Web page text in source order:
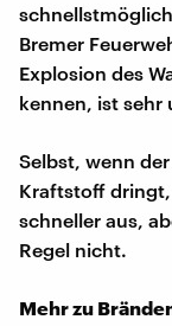
Bremer
Explosion des
kennen, ist sehr
Selbst, wenn
Kraftstoff
schneller aus,
Regel nicht.
Mehr zu